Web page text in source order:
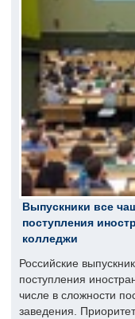
Выпускники все
поступления
колледжи
Российские
поступления
числе в сложности
заведения.